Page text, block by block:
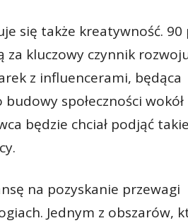
się także kreatywność. 90
kluczowy czynnik
z influencerami, będąca
społeczności wokół
będzie chciał podjąć takie
na pozyskanie przewagi
Jednym z obszarów,